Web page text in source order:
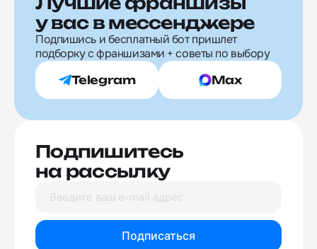
у вас в мессенджере
Подпишись и бесплатный бот пришлет
подборку с франшизами + советы по выбору
Telegram Max
Подпишитесь
на рассылку
Подписаться